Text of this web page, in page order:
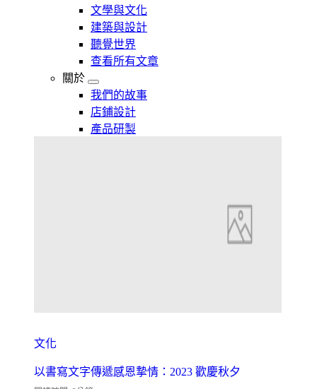
文學與文化
建築與設計
聽覺世界
查看所有文章
關於
我們的故事
店鋪設計
產品研製
文化
以書寫文字傳遞感恩摯情：2023 歡慶秋夕